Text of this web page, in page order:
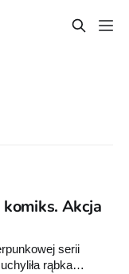
Akcja
serii
rąbka